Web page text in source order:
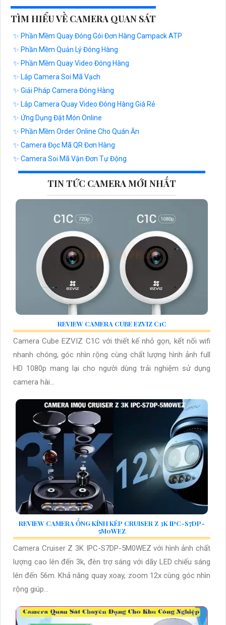
TÌM HIỂU VỀ CAMERA QUAN SÁT
✨ Phần Mềm Quay Đóng Gói Đơn Hàng Campack ATP
✨ Phần Mềm Quản Lý Đóng Hàng
✨ Phần Mềm Quay Video Đóng Hàng
✨ Lắp Camera Soi Mã Vạch
✨ Giải Pháp Camera Đóng Hàng
✨ Lắp Camera Quay Video Đóng Hàng Giá Rẻ
✨ Ứng Dụng Đặt Món Online
✨ Phần Mềm Order Online Cho Quán Ăn
✨ Camera Đọc Mã QR Đơn Hàng
✨ Camera Soi Mã Vận Đơn Tự Động
TIN TỨC CAMERA MỚI NHẤT
REVIEW CAMERA CUBE EZVIZ C1C
Camera Cube EZVIZ C1C với thiết kế nhỏ gọn, kết nối wifi
nhanh chóng, góc nhìn rộng cùng chất lượng hình ảnh full
HD 1080p mang lại cho người dùng trải nghiệm sử dụng
camera hài...
REVIEW CAMERA ỐNG KÍNH KÉP CRUISER Z 3K IPC-S7DP-
5M0WEZ
Camera Cruiser Z 3K IPC-S7DP-5M0WEZ với hình ảnh chất
lượng cao lên đến 3k, đèn trợ sáng với dãy LED chiếu sáng
lên đến 56m. Khả năng quay xoay, zoom 12x cùng góc nhìn
rộng giúp...